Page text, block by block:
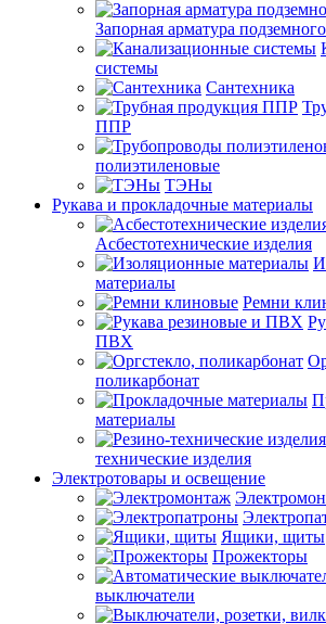
Запорная арматура
системы
Сантехника
ППР
полиэтиленовые
ТЭНы
Рукава и прокладочные материалы
Асбестотехнические изделия
материалы
Ремни
ПВХ
поликарбонат
материалы
технические изделия
Электротовары и освещение
Ящики, щиты
Прожекторы
выключатели